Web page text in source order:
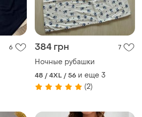
6 384 грн 7
Ночные рубашки
48 / 4XL / 56 и еще 3
(2)